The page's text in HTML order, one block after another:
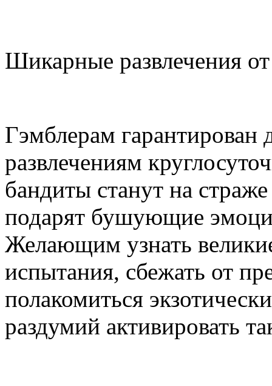
Шикарные развлечения
Гэмблерам
развлечениям
бандиты станут на
подарят бушующие
Желающим узнать
испытания, сбежать от
полакомиться
раздумий активировать